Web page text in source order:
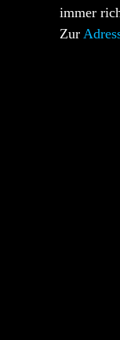
immer
Zur